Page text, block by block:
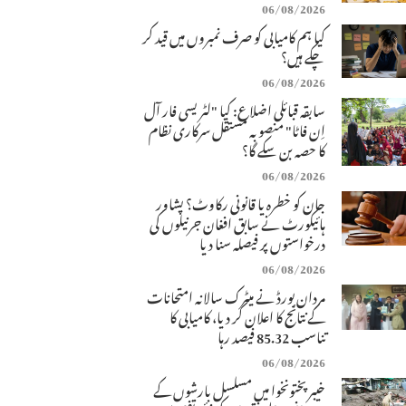
06/08/2026
کیا ہم کامیابی کو صرف نمبروں میں قید کر
چکے ہیں؟
06/08/2026
سابقہ قبائلی اضلاع: کیا "لٹریسی فار آل
اِن فاٹا" منصوبہ مستقل سرکاری نظام
کا حصہ بن سکے گا؟
06/08/2026
جان کو خطرہ یا قانونی رکاوٹ؟ پشاور
ہائیکورٹ نے سابق افغان جرنیلوں کی
درخواستوں پر فیصلہ سنا دیا
06/08/2026
مردان بورڈ نے میٹرک سالانہ امتحانات
کے نتائج کا اعلان کر دیا، کامیابی کا
تناسب 85.32 فیصد رہا
06/08/2026
خیبرپختونخوا میں مسلسل بارشوں کے